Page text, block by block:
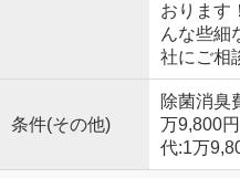
おります
んな些細
社にご相
条件(その他)
除菌消臭
万9,800
代:1万